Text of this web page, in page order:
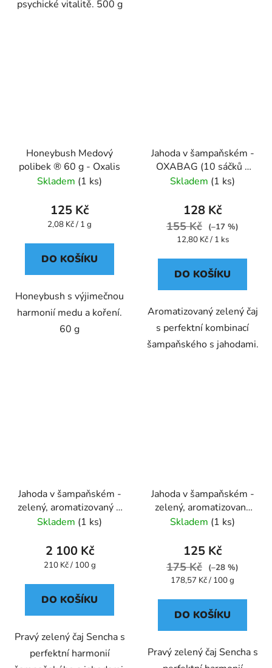
psychické vitalitě. 500 g
Honeybush Medový
polibek ® 60 g - Oxalis
Skladem (1 ks)
125 Kč
Měrná
2,08 Kč / 1 g
DO KOŠÍKU
Honeybush s výjimečnou
harmonií medu a koření.
60 g
Jahoda v šampaňském -
OXABAG (10 sáčků x
4g) - Oxalis
Skladem (1 ks)
128 Kč
155 Kč
(–17 %)
Měrná
12,80 Kč / 1 ks
DO KOŠÍKU
Aromatizovaný zelený čaj
s perfektní kombinací
šampaňského s jahodami.
Jahoda v šampaňském -
zelený, aromatizovaný 1
kg - Oxalis
Skladem (1 ks)
2 100 Kč
Měrná
210 Kč / 100 g
DO KOŠÍKU
Pravý zelený čaj Sencha s
perfektní harmonií
Jahoda v šampaňském -
zelený, aromatizovaný
70 g - Oxalis
Skladem (1 ks)
125 Kč
175 Kč
(–28 %)
Měrná
178,57 Kč / 100 g
DO KOŠÍKU
Pravý zelený čaj Sencha s